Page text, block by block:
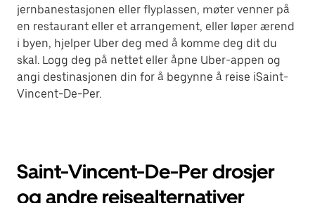
jernbanestasjonen eller flyplassen, møter venner på
en restaurant eller et arrangement, eller løper ærend
i byen, hjelper Uber deg med å komme deg dit du
skal. Logg deg på nettet eller åpne Uber-appen og
angi destinasjonen din for å begynne å reise iSaint-
Vincent-De-Per.
Saint-Vincent-De-Per drosjer
og andre reisealternativer